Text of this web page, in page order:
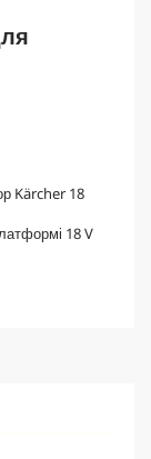
Kärcher 18
18 V